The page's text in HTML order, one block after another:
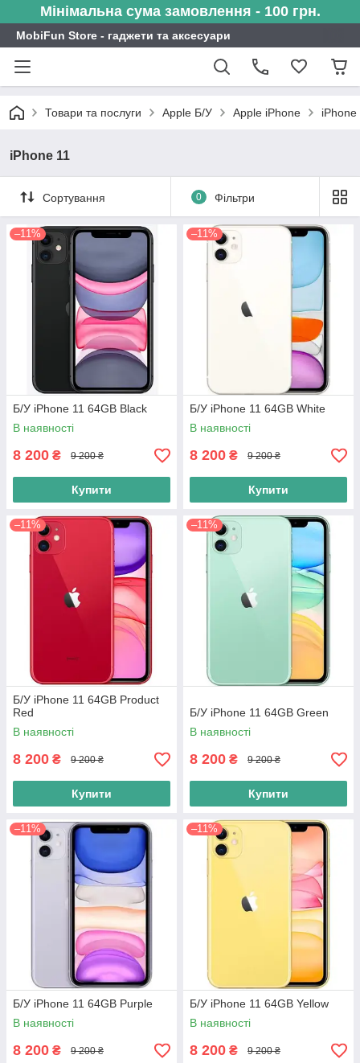
Мінімальна сума замовлення - 100 грн.
MobiFun Store - гаджети та аксесуари
Товари та послуги Apple Б/У Apple iPhone iPhone
iPhone 11
Сортування 0 Фільтри
–11%
Б/У iPhone 11 64GB Black
В наявності
8 200 ₴ 9 200 ₴
Купити
–11%
Б/У iPhone 11 64GB White
В наявності
8 200 ₴ 9 200 ₴
Купити
–11%
Б/У iPhone 11 64GB Product
Red
В наявності
8 200 ₴ 9 200 ₴
Купити
–11%
Б/У iPhone 11 64GB Green
В наявності
8 200 ₴ 9 200 ₴
Купити
–11%
Б/У iPhone 11 64GB Purple
В наявності
8 200 ₴ 9 200 ₴
–11%
Б/У iPhone 11 64GB Yellow
В наявності
8 200 ₴ 9 200 ₴